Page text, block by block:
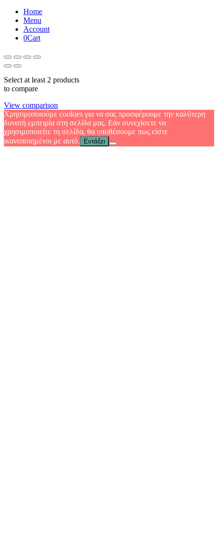
Home
Menu
Account
0Cart
Select at least 2 products
to compare
View comparison
Χρησιμοποιούμε cookies για να σας προσφέρουμε την καλύτερη
δυνατή εμπειρία στη σελίδα μας. Εάν συνεχίσετε να
χρησιμοποιείτε τη σελίδα, θα υποθέσουμε πως είστε
ικανοποιημένοι με αυτό.
Εντάξει